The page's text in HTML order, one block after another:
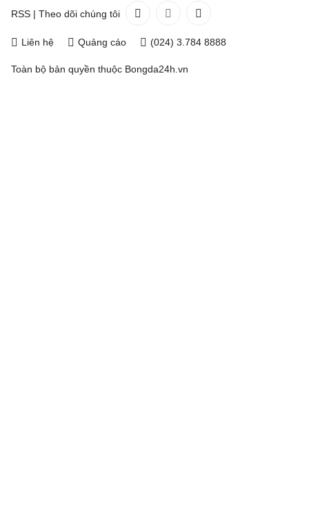
RSS | Theo dõi chúng tôi
Liên hệ Quảng cáo (024) 3.784 8888
Toàn bộ bản quyền thuộc Bongda24h.vn